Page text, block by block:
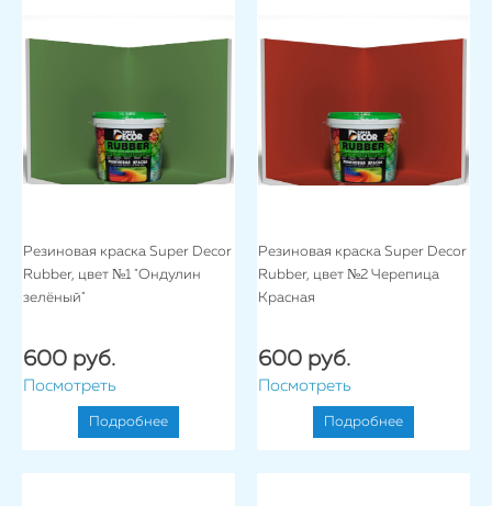
Резиновая краска Super Decor
Rubber, цвет №1 "Ондулин
зелёный"
600 руб.
Посмотреть
Подробнее
Резиновая краска Super Decor
Rubber, цвет №2 Черепица
Красная
600 руб.
Посмотреть
Подробнее